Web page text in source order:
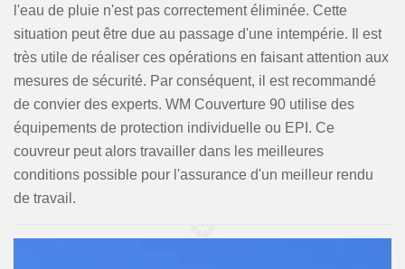
l'eau de pluie n'est pas correctement éliminée. Cette
situation peut être due au passage d'une intempérie. Il est
très utile de réaliser ces opérations en faisant attention aux
mesures de sécurité. Par conséquent, il est recommandé
de convier des experts. WM Couverture 90 utilise des
équipements de protection individuelle ou EPI. Ce
couvreur peut alors travailler dans les meilleures
conditions possible pour l'assurance d'un meilleur rendu
de travail.